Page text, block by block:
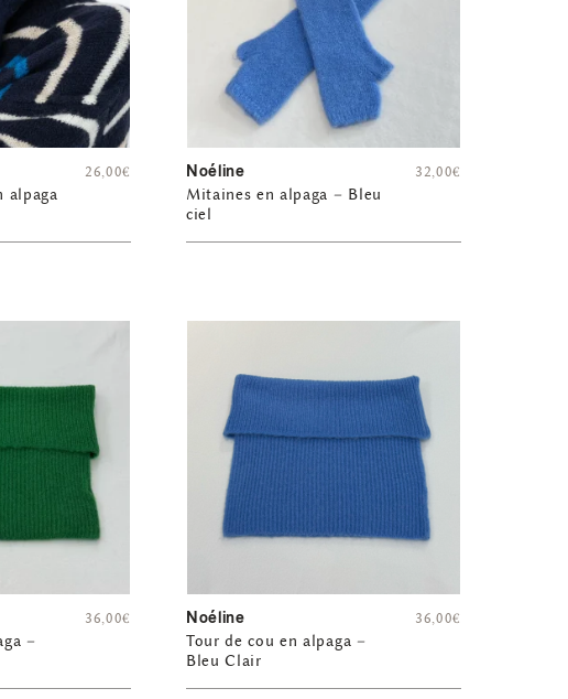
alpaga
26,00€ Noéline
Mitaines en alpaga – Bleu
ciel
32,00€
–
36,00€ Noéline
Tour de cou en alpaga –
Bleu Clair
36,00€